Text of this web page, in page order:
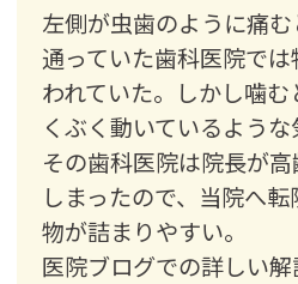
左側が虫歯のように痛
通っていた歯科医院で
われていた。しかし噛
くぶく動いているよう
その歯科医院は院長が
しまったので、当院へ
物が詰まりやすい。
医院ブログでの詳しい解